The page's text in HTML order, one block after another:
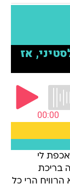
לי
בריכת
הרוויח הרי כל